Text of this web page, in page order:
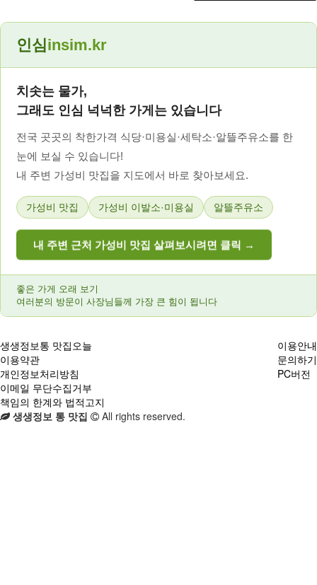
인심insim.kr
치솟는 물가,
그래도 인심 넉넉한 가게는 있습니다
전국 곳곳의 착한가격 식당·미용실·세탁소·알뜰주유소를 한
눈에 보실 수 있습니다!
내 주변 가성비 맛집을 지도에서 바로 찾아보세요.
가성비 맛집 가성비 이발소·미용실 알뜰주유소
내 주변 근처 가성비 맛집 살펴보시려면 클릭 →
좋은 가게 오래 보기
여러분의 방문이 사장님들께 가장 큰 힘이 됩니다
생생정보통 맛집오늘
이용약관
개인정보처리방침
이메일 무단수집거부
책임의 한계와 법적고지
이용안내
문의하기
PC버전
생생정보 통 맛집 All rights reserved.